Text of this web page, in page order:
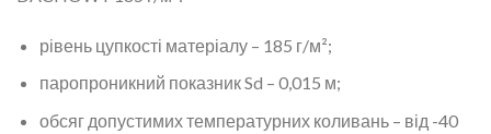
рівень цупкості матеріалу – 185 г/м²;
паропроникний показник Sd – 0,015 м;
обсяг допустимих температурних коливань – від -40